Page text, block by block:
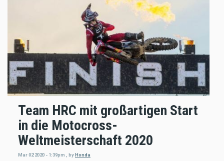
Team HRC mit großartigen Start
in die Motocross-
Weltmeisterschaft 2020
Mar 02 2020 - 1:39pm byHonda